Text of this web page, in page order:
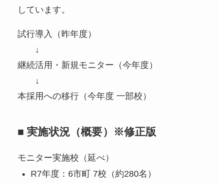
しています。
試行導入（昨年度）
↓
継続活用・新規モニター（今年度）
↓
本採用への移行（今年度 一部校）
■ 実施状況（概要）※修正版
モニター実施校（延べ）
R7年度：6市町 7校（約280名）